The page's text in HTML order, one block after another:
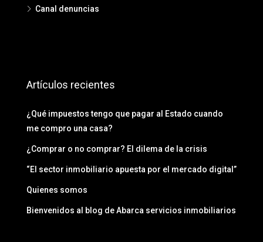
Canal denuncias
Artículos recientes
¿Qué impuestos tengo que pagar al Estado cuando
me compro una casa?
¿Comprar o no comprar? El dilema de la crisis
“El sector inmobiliario apuesta por el mercado digital”
Quienes somos
Bienvenidos al blog de Abarca servicios inmobiliarios